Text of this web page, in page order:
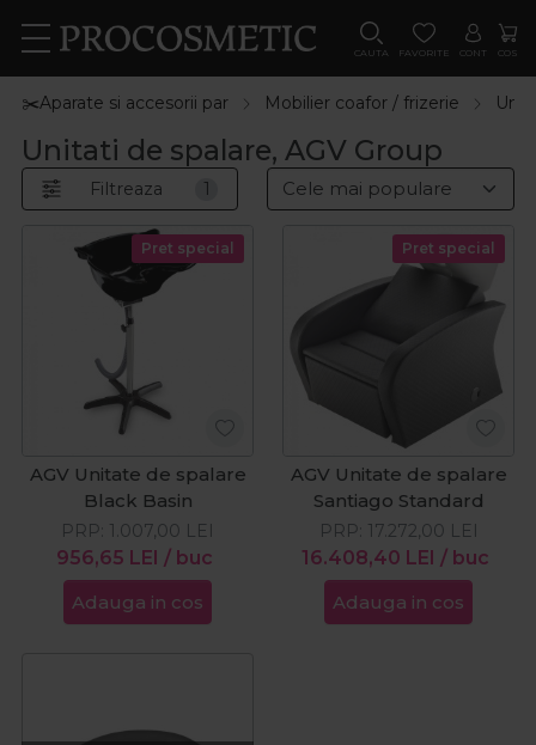
CAUTA FAVORITE CONT COS
✂️Aparate si accesorii par Mobilier coafor / frizerie
Unitati de spalare, AGV Group
Filtreaza 1
Pret special
AGV Unitate de spalare
Black Basin
956,65 LEI / buc
PRP: 1.007,00 LEI
Adauga in cos
Pret special
AGV Unitate de spalare
Santiago Standard
16.408,40 LEI / buc
PRP: 17.272,00 LEI
Adauga in cos